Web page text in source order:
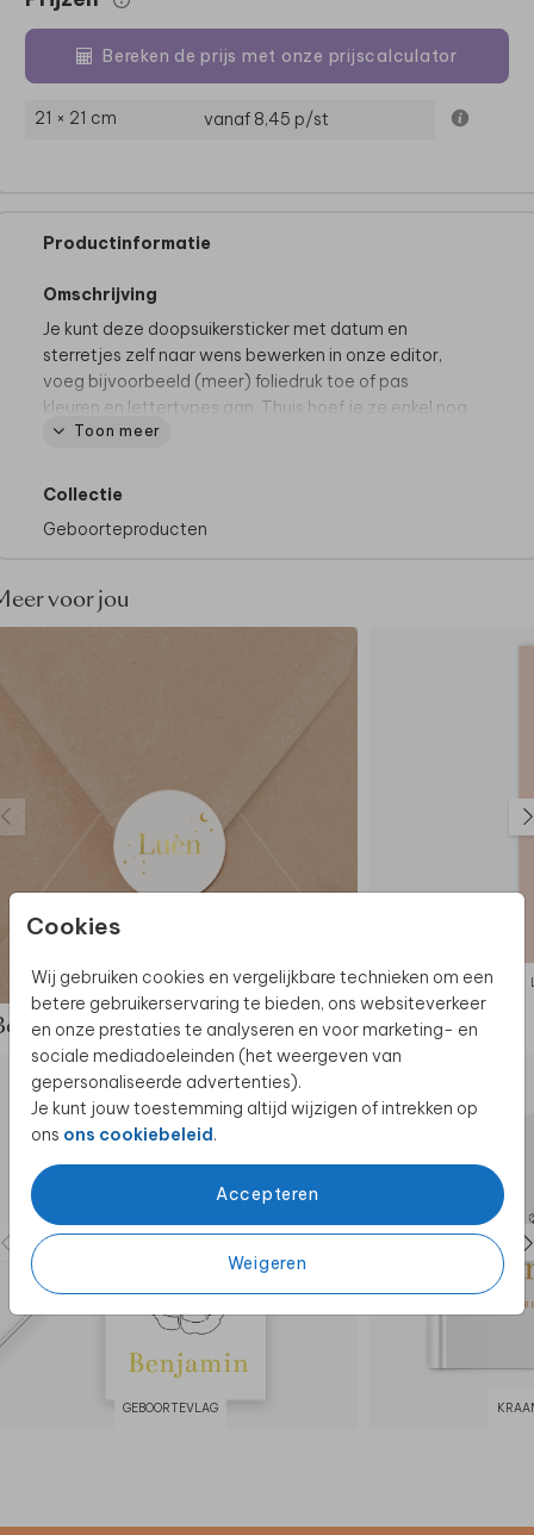
Cookies
Wij gebruiken cookies en vergelijkbare technieken om een
betere gebruikerservaring te bieden, ons websiteverkeer
en onze prestaties te analyseren en voor marketing- en
sociale mediadoeleinden (het weergeven van
gepersonaliseerde advertenties).
Je kunt jouw toestemming altijd wijzigen of intrekken op
ons ons cookiebeleid.
Accepteren
Weigeren
Bereken de prijs met onze prijscalculator
21 × 21 cm vanaf 8,45 p/st
Productinformatie
Omschrijving
Je kunt deze doopsuikersticker met datum en
sterretjes zelf naar wens bewerken in onze editor,
voeg bijvoorbeeld (meer) foliedruk toe of pas
kleuren en lettertypes aan. Thuis hoef je ze enkel nog
op het doopsuiker item te plakken.
Dit product maakt deel uit van
Toon meer
Collectie
Geboorteproducten
voor jou
SLUITSTICKER
de complete set
GEBOORTEVLAG